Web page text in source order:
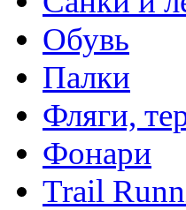
Обувь
Палки
Фляги,
Фонари
Trail